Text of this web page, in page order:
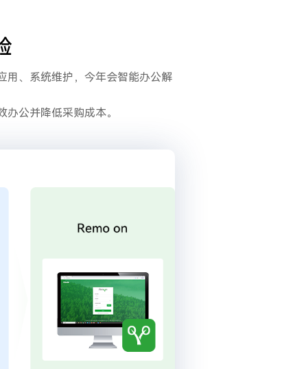
用、系统维护，今年会智能办公解
公并降低采购成本。